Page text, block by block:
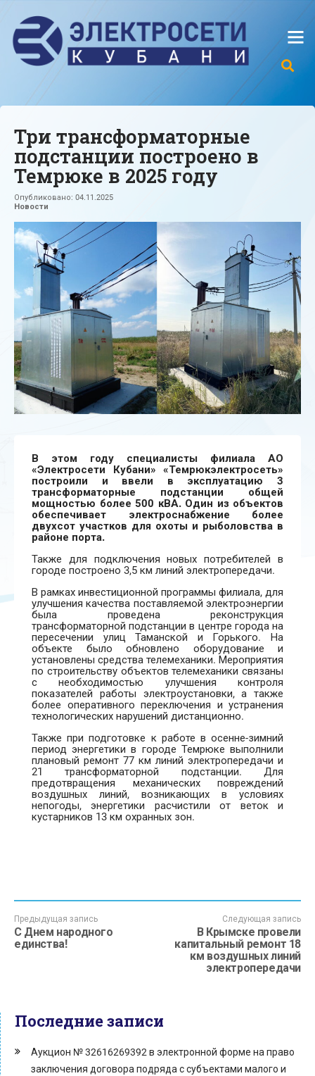
Три трансформаторные
подстанции построено в
Темрюке в 2025 году
Опубликовано: 04.11.2025
Новости
В этом году специалисты филиала АО
«Электросети Кубани» «Темрюкэлектросеть»
построили и ввели в эксплуатацию 3
трансформаторные подстанции общей
мощностью более 500 кВА. Один из объектов
обеспечивает электроснабжение более
двухсот участков для охоты и рыболовства в
районе порта.
Также для подключения новых потребителей в
городе построено 3,5 км линий электропередачи.
В рамках инвестиционной программы филиала, для
улучшения качества поставляемой электроэнергии
была проведена реконструкция
трансформаторной подстанции в центре города на
пересечении улиц Таманской и Горького. На
объекте было обновлено оборудование и
установлены средства телемеханики. Мероприятия
по строительству объектов телемеханики связаны
с необходимостью улучшения контроля
показателей работы электроустановки, а также
более оперативного переключения и устранения
технологических нарушений дистанционно.
Также при подготовке к работе в осенне-зимний
период энергетики в городе Темрюке выполнили
плановый ремонт 77 км линий электропередачи и
21 трансформаторной подстанции. Для
предотвращения механических повреждений
воздушных линий, возникающих в условиях
непогоды, энергетики расчистили от веток и
кустарников 13 км охранных зон.
Предыдущая запись
С Днем народного
единства!
Следующая запись
В Крымске провели
капитальный ремонт 18
км воздушных линий
электропередачи
Последние записи
Аукцион № 32616269392 в электронной форме на право
заключения договора подряда с субъектами малого и